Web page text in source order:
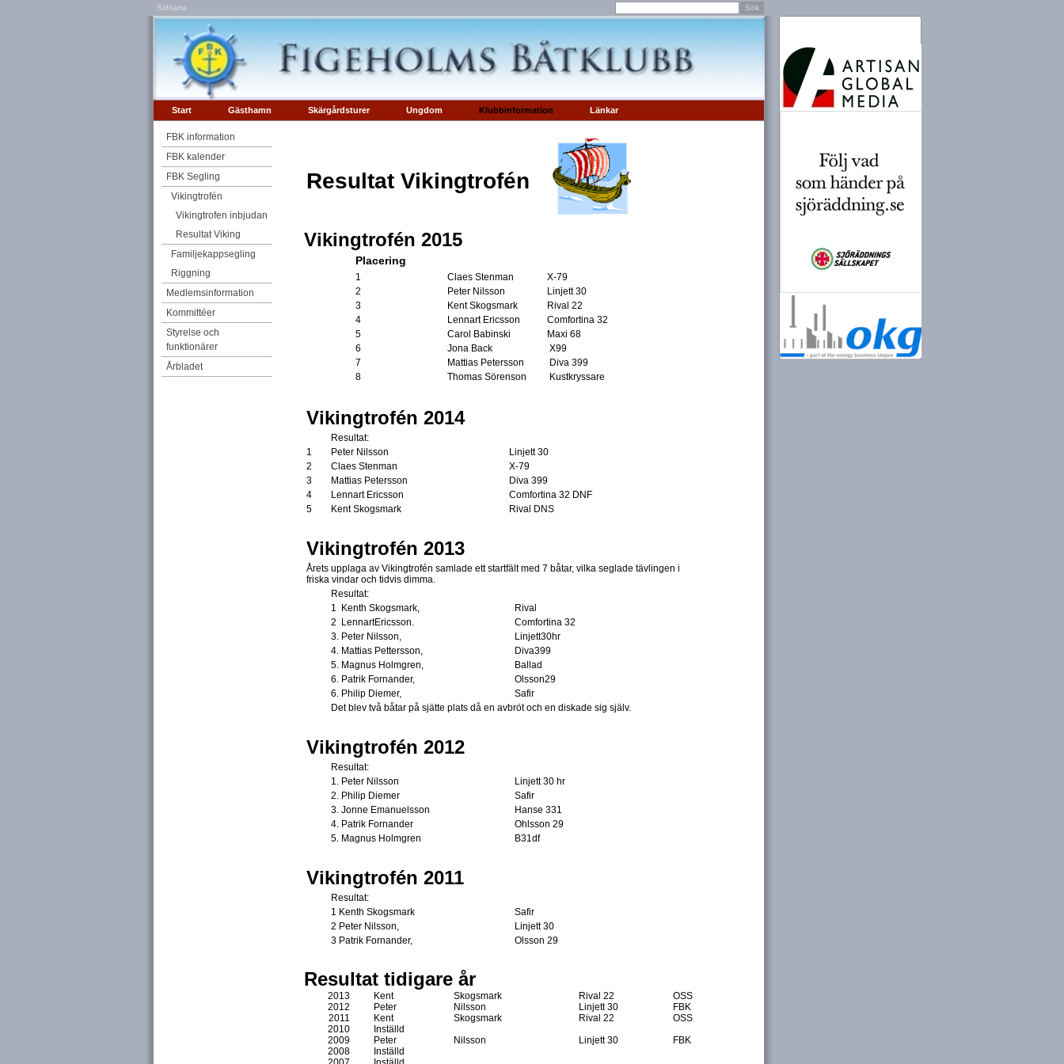
Sidkarta
Start Gästhamn Skärgårdsturer Ungdom Klubbinformation Länkar
FBK information
FBK kalender
FBK Segling
Vikingtrofén
Vikingtrofen inbjudan
Resultat Viking
Familjekappsegling
Riggning
Medlemsinformation
Kommittéer
Styrelse och
funktionärer
Årbladet
Resultat Vikingtrofén
Vikingtrofén 2015
Placering
1 Claes Stenman
X-79
2
Peter Nilsson
Linjett 30
3
Kent Skogsmark
Rival 22
4
Lennart Ericsson
Comfortina 32
5
Carol Babinski
Maxi 68
6
Jona Back
X99
7
Mattias Petersson
Diva 399
8
Thomas Sörenson Kustkryssare
Vikingtrofén 2014
Resultat:
1
Peter Nilsson
Linjett 30
2
Claes Stenman
X-79
3
Mattias Petersson
Diva 399
4
Lennart Ericsson
Comfortina 32 DNF
5
Kent Skogsmark Rival DNS
Vikingtrofén 2013
Årets upplaga av Vikingtrofén samlade ett startfält med 7 båtar, vilka seglade tävlingen i
friska vindar och tidvis dimma.
Resultat:
1 Kenth Skogsmark,
Rival
2 LennartEricsson.
Comfortina 32
3. Peter Nilsson,
Linjett30hr
4. Mattias Pettersson,
Diva399
5. Magnus Holmgren,
Ballad
6. Patrik Fornander,
Olsson29
6. Philip Diemer,
Safir
Det blev två båtar på sjätte plats då en avbröt och en diskade sig själv.
Vikingtrofén 2012
Resultat:
1. Peter Nilsson
Linjett 30 hr
2. Philip Diemer
Safir
3. Jonne Emanuelsson
Hanse 331
4. Patrik Fornander
Ohlsson 29
5. Magnus Holmgren
B31df
Vikingtrofén 2011
Resultat:
1 Kenth Skogsmark
Safir
2 Peter Nilsson,
Linjett 30
3 Patrik Fornander,
Olsson 29
Resultat tidigare år
2013 Kent Skogsmark Rival 22
OSS
2012
Peter Nilsson Linjett 30
FBK
2011
Kent Skogsmark Rival 22
OSS
2010
Inställd
2009
Peter Nilsson Linjett 30
FBK
2008
Inställd